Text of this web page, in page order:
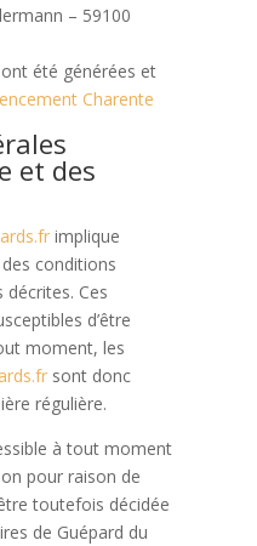
– 59100
été générées et
Charente
et des
implique
conditions
décrites. Ces
d’être
moment, les
sont donc
régulière.
à tout moment
pour raison de
toutefois décidée
de Guépard du